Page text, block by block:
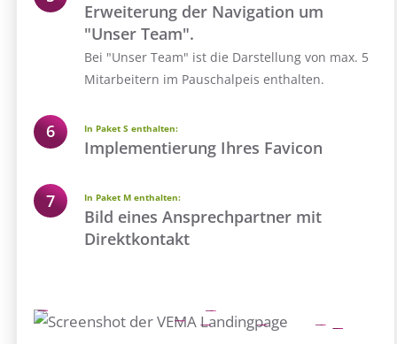
Erweiterung der Navigation um
"Unser Team".
Bei "Unser Team" ist die Darstellung von max. 5
Mitarbeitern im Pauschalpeis enthalten.
In Paket S enthalten:
Implementierung Ihres Favicon
In Paket M enthalten:
Bild eines Ansprechpartner mit
Direktkontakt
1
2
3
4 5 7